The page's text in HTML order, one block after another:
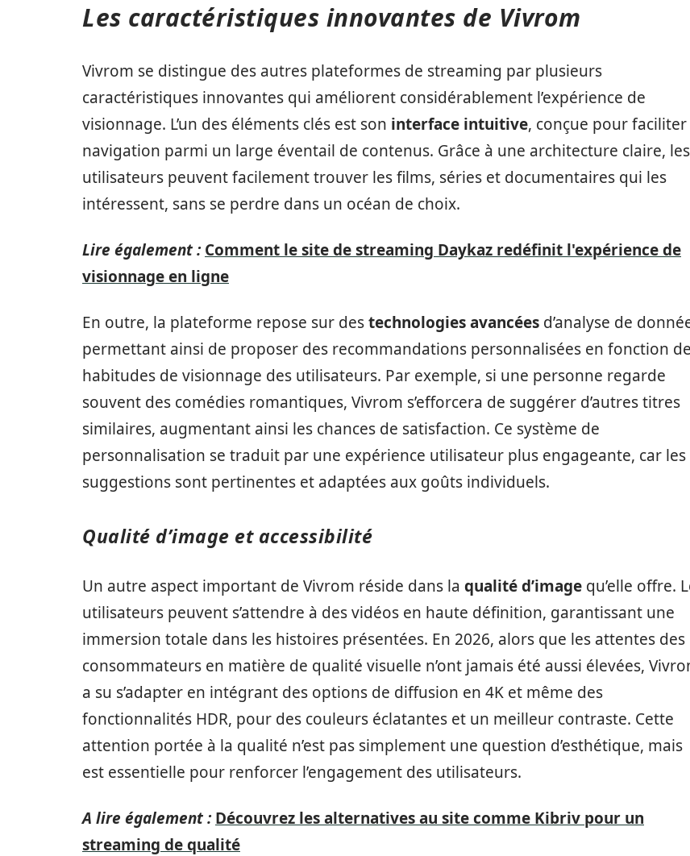
Les caractéristiques innovantes de Vivrom
Vivrom se distingue des autres plateformes de streaming par plusieurs
caractéristiques innovantes qui améliorent considérablement l’expérience de
visionnage. L’un des éléments clés est son interface intuitive, conçue pour faciliter
navigation parmi un large éventail de contenus. Grâce à une architecture claire, les
utilisateurs peuvent facilement trouver les films, séries et documentaires qui les
intéressent, sans se perdre dans un océan de choix.
Lire également : Comment le site de streaming Daykaz redéfinit l'expérience de
visionnage en ligne
En outre, la plateforme repose sur destechnologies avancées d’analyse de
permettant ainsi de proposer des recommandations personnalisées en fonction
habitudes de visionnage des utilisateurs. Par exemple, si une personne regarde
souvent des comédies romantiques, Vivrom s’efforcera de suggérer d’autres titres
similaires, augmentant ainsi les chances de satisfaction. Ce système de
personnalisation se traduit par une expérience utilisateur plus engageante, car les
suggestions sont pertinentes et adaptées aux goûts individuels.
Qualité d’image et accessibilité
Un autre aspect important de Vivrom réside dans la qualité d’image qu’elle offre.
utilisateurs peuvent s’attendre à des vidéos en haute définition, garantissant une
immersion totale dans les histoires présentées. En 2026, alors que les attentes des
consommateurs en matière de qualité visuelle n’ont jamais été aussi élevées,
a su s’adapter en intégrant des options de diffusion en 4K et même des
fonctionnalités HDR, pour des couleurs éclatantes et un meilleur contraste. Cette
attention portée à la qualité n’est pas simplement une question d’esthétique, mais
est essentielle pour renforcer l’engagement des utilisateurs.
A lire également : Découvrez les alternatives au site comme Kibriv pour un
streaming de qualité